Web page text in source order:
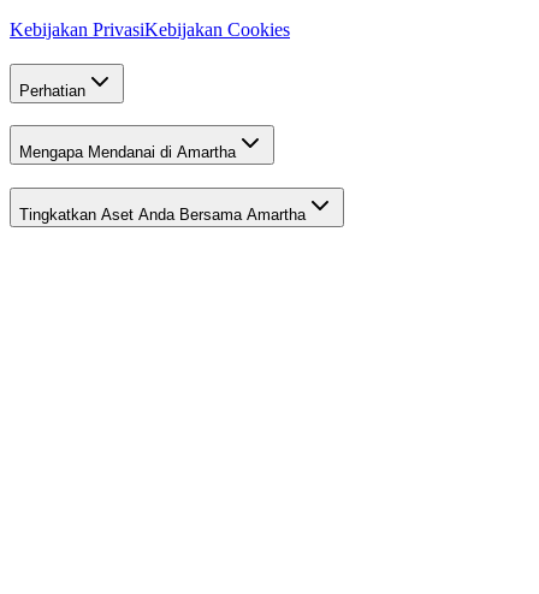
Kebijakan PrivasiKebijakan Cookies
Perhatian
Mengapa Mendanai di Amartha
Tingkatkan Aset Anda Bersama Amartha